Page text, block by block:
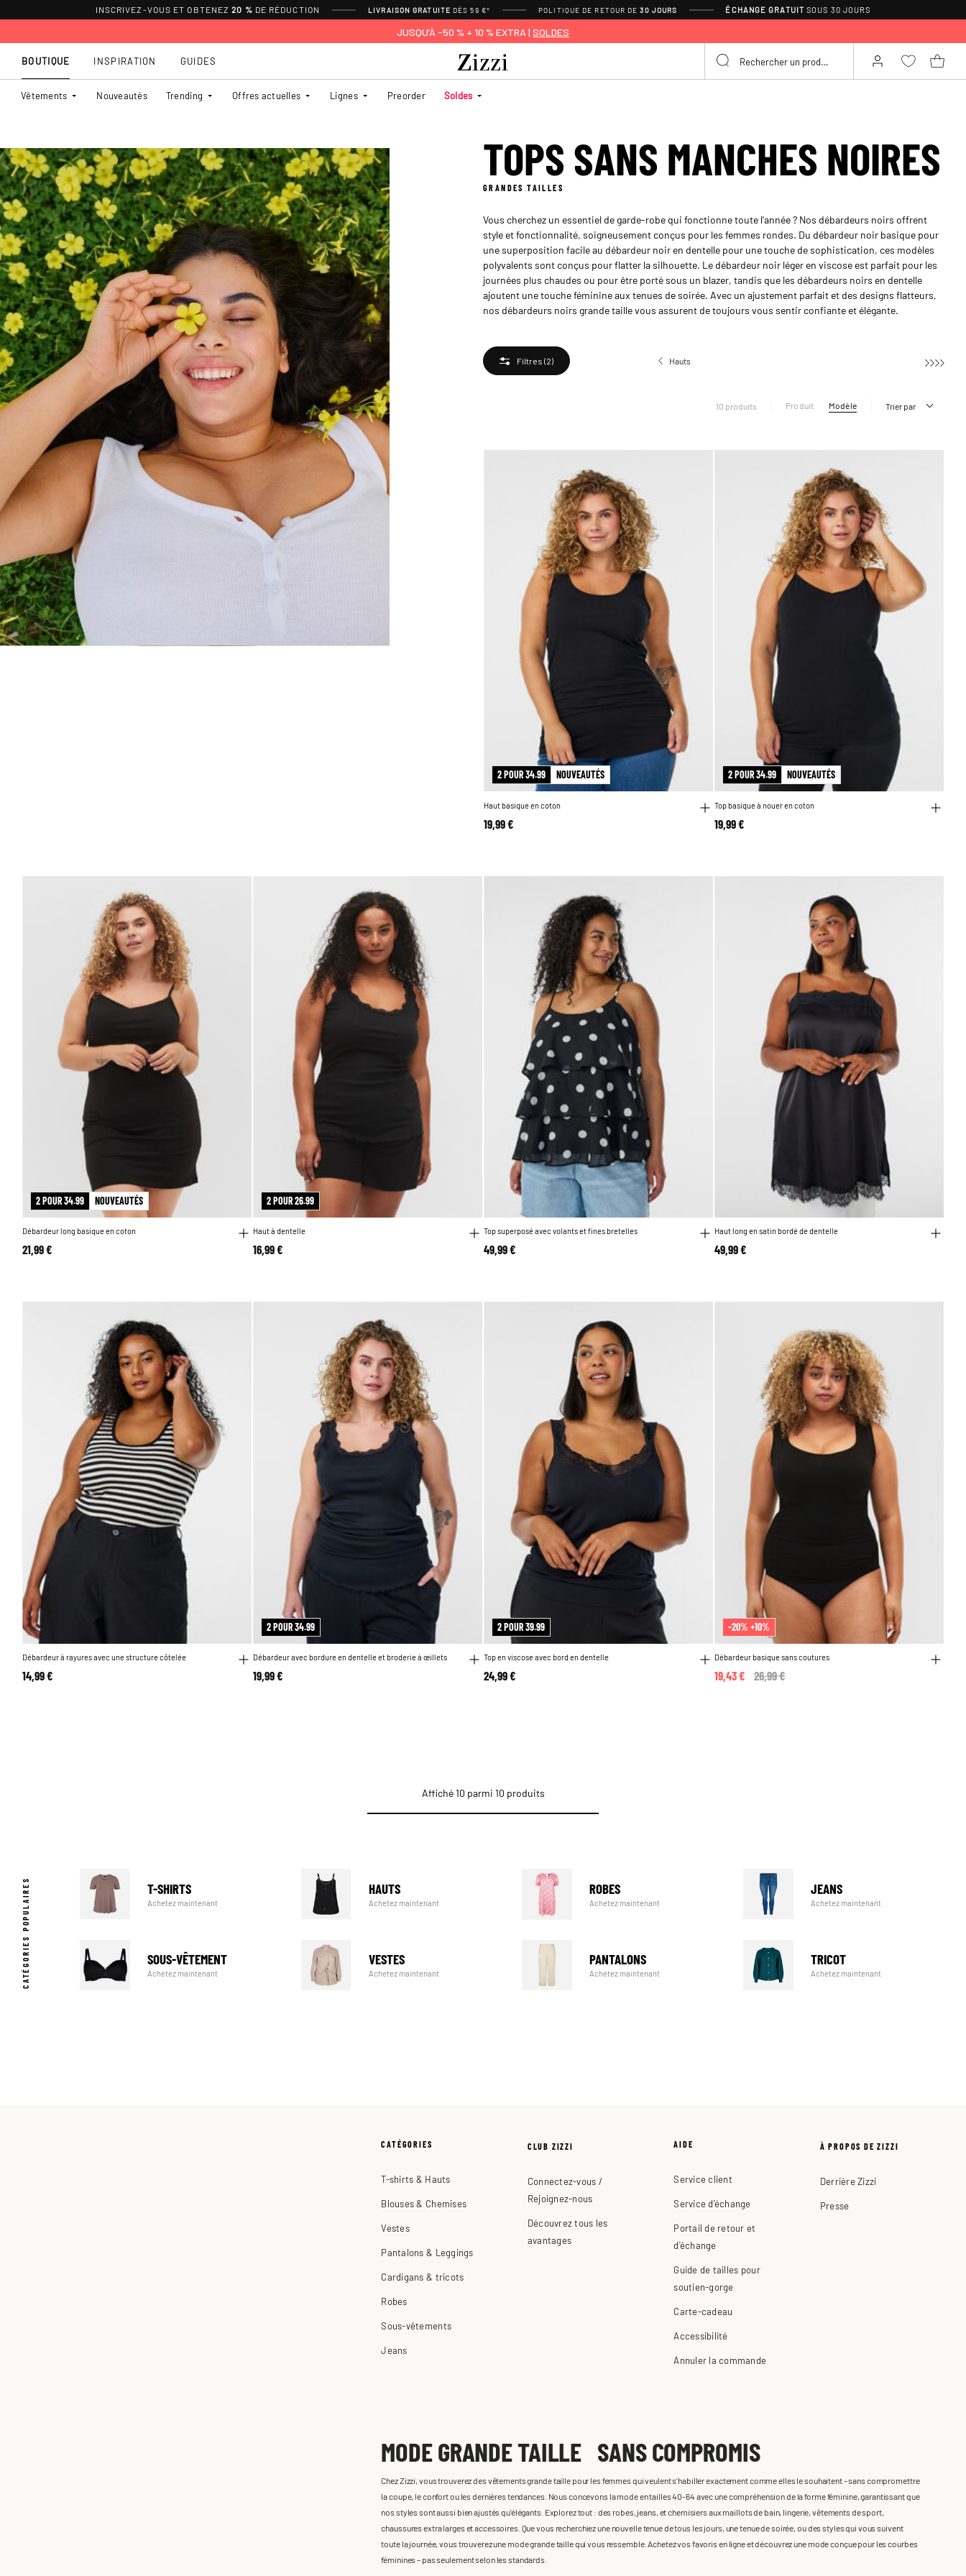
INSCRIVEZ-VOUS ET OBTENEZ 20 % DE RÉDUCTION LIVRAISON GRATUITE DÈS 59 €* POLITIQUE DE RETOUR DE30 JOURS ÉCHANGE GRATUITSOUS 30 JOURS
JUSQU’À -50 % + 10 % EXTRA | SOLDES
BOUTIQUE
Vêtements Nouveautés Trending Offres actuelles Lignes Preorder Soldes
INSPIRATION GUIDES
TOPS SANS MANCHES NOIRES
GRANDES TAILLES
Vous cherchez un essentiel de garde-robe qui fonctionne toute l'année ? Nos débardeurs noirs offrent
style et fonctionnalité, soigneusement conçus pour les femmes rondes. Du débardeur noir basique pour
une superposition facile au débardeur noir en dentelle pour une touche de sophistication, ces modèles
polyvalents sont conçus pour flatter la silhouette. Le débardeur noir léger en viscose est parfait pour les
journées plus chaudes ou pour être porté sous un blazer, tandis que les débardeurs noirs en dentelle
ajoutent une touche féminine aux tenues de soirée. Avec un ajustement parfait et des designs flatteurs,
nos débardeurs noirs grande taille vous assurent de toujours vous sentir confiante et élégante.
Filtres (2) Hauts
10 produits Produit Modèle Trier par
2 POUR 34.99 NOUVEAUTÉS
Haut basique en coton
19,99 €
2 POUR 34.99 NOUVEAUTÉS
Top basique à nouer en coton
19,99 €
2 POUR 34.99 NOUVEAUTÉS
Débardeur long basique en coton
21,99 €
2 POUR 26.99
Haut à dentelle
16,99 €
Top superposé avec volants et fines bretelles
49,99 €
Haut long en satin bordé de dentelle
49,99 €
Débardeur à rayures avec une structure côtelée
14,99 €
2 POUR 34.99
Débardeur avec bordure en dentelle et broderie à œillets
19,99 €
2 POUR 39.99
Top en viscose avec bord en dentelle
24,99 €
-20% +10%
Débardeur basique sans coutures
Price reduced from
26,99 €
19,43 €
Affiché 10 parmi 10 produits
CATÉGORIES POPULAIRES T-SHIRTS
Achetez maintenant
HAUTS
Achetez maintenant
ROBES
Achetez maintenant
JEANS
Achetez maintenant
SOUS-VÊTEMENT
Achetez maintenant
VESTES
Achetez maintenant
PANTALONS
Achetez maintenant
TRICOT
Achetez maintenant
CATÉGORIES
T-shirts & Hauts
Blouses & Chemises
Vestes
Pantalons & Leggings
Cardigans & tricots
Robes
Sous-vêtements
Jeans
CLUB ZIZZI
Connectez-vous /
Rejoignez-nous
Découvrez tous les
avantages
AIDE
Service client
Service d'échange
Portail de retour et
d'échange
Guide de tailles pour
soutien-gorge
Carte-cadeau
Accessibilité
Annuler la commande
À PROPOS DE ZIZZI
Derrière Zizzi
Presse
MODE GRANDE TAILLE SANS COMPROMIS
Chez Zizzi, vous trouverez des vêtements grande taille pour les femmes qui veulent s'habiller exactement comme elles le souhaitent – sans compromettre
la coupe, le confort ou les dernières tendances. Nous concevons la mode en tailles 40-64 avec une compréhension de la forme féminine, garantissant que
nos styles sont aussi bien ajustés qu'élégants. Explorez tout : des robes, jeans, et chemisiers aux maillots de bain, lingerie, vêtements de sport,
chaussures extra larges et accessoires. Que vous recherchiez une nouvelle tenue de tous les jours, une tenue de soirée, ou des styles qui vous suivent
toute la journée, vous trouverez une mode grande taille qui vous ressemble. Achetez vos favoris en ligne et découvrez une mode conçue pour les courbes
féminines – pas seulement selon les standards.